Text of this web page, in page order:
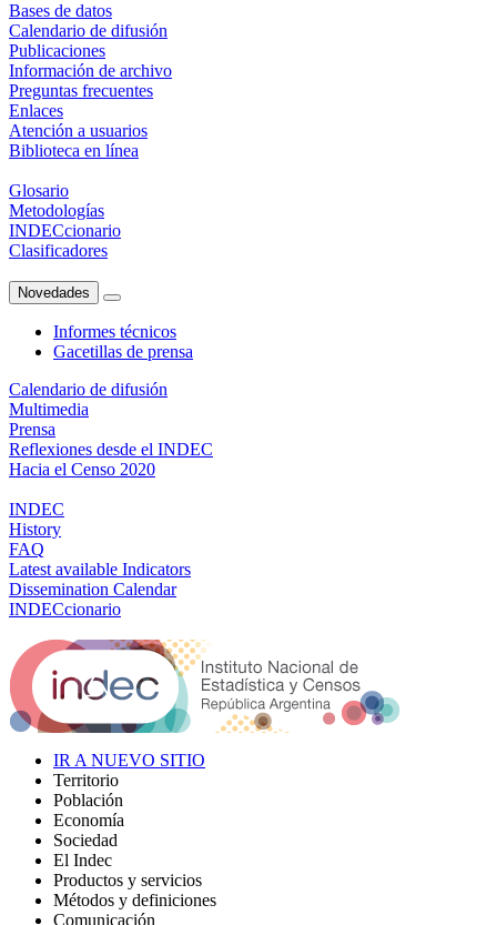
Bases de datos
Calendario de difusión
Publicaciones
Información de archivo
Preguntas frecuentes
Enlaces
Atención a usuarios
Biblioteca en línea
Glosario
Metodologías
INDECcionario
Clasificadores
Novedades
Informes técnicos
Gacetillas de prensa
Calendario de difusión
Multimedia
Prensa
Reflexiones desde el INDEC
Hacia el Censo 2020
INDEC
History
FAQ
Latest available Indicators
Dissemination Calendar
INDECcionario
IR A NUEVO SITIO
Territorio
Población
Economía
Sociedad
El Indec
Productos y servicios
Métodos y definiciones
Comunicación